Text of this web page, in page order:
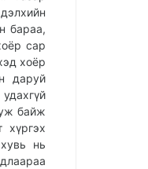
бараа,
сар
хоёр
даруй
байж
хүргэх
нь